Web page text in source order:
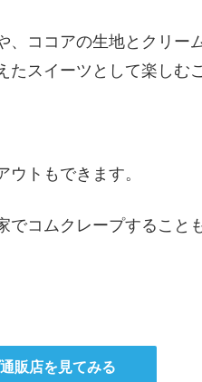
、ココアの生地とクリー
たスイーツとして楽しむ
トもできます。
でコムクレープすること
販店を見てみる